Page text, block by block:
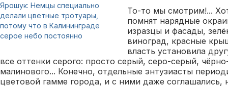
Ярошук: Немцы специально
делали цветные тротуары,
потому что в Калининграде
серое небо постоянно
То-то мы смотрим!...
помнят нарядные
изразцы и фасады,
виноград, красные
власть установила
все оттенки серого: просто серый, серо-серый,
малинового... Конечно, отдельные энтузиасты
цветовой гамме города, и с ними даже соглашались,